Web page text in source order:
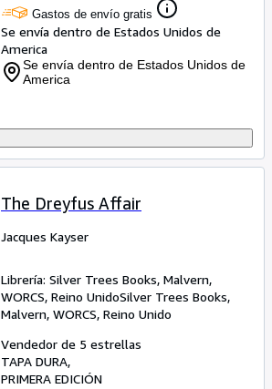
Gastos de envío gratis
Se envía dentro de Estados Unidos de
America
Se envía dentro de Estados Unidos de
America
The Dreyfus Affair
Jacques Kayser
Librería: Silver Trees Books, Malvern,
WORCS, Reino UnidoSilver Trees Books,
Malvern, WORCS, Reino Unido
Vendedor de 5 estrellas
TAPA DURA
PRIMERA EDICIÓN